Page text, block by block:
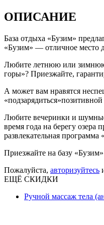
ОПИСАНИЕ
База отдыха «Бузим»
«Бузим» — отличное место
Любите летнюю или зимнюю
горы»? Приезжайте,
А может вам нравятся
Любите вечеринки и
время года на берегу
развлекательная программа
Приезжайте на базу
Пожалуйста, авторизуйтесь
ЕЩЁ СКИДКИ
Ручной массаж тела